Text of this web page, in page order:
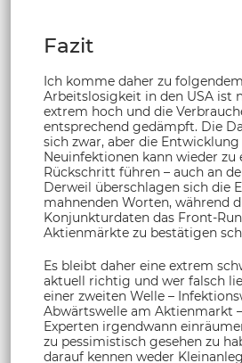
Fazit
Ich komme daher zu
Arbeitslosigkeit in den USA ist
extrem hoch und die
entsprechend gedämpft. Die
sich zwar, aber die Entwicklung
Neuinfektionen kann wieder
Rückschritt führen – auch an
Derweil überschlagen sich die
mahnenden Worten, während
Konjunkturdaten das Front-
Aktienmärkte zu bestätigen
Es bleibt daher eine extrem
aktuell richtig und wer falsch
einer zweiten Welle –
Abwärtswelle am Aktienmarkt
Experten irgendwann
zu pessimistisch gesehen zu
darauf kennen weder